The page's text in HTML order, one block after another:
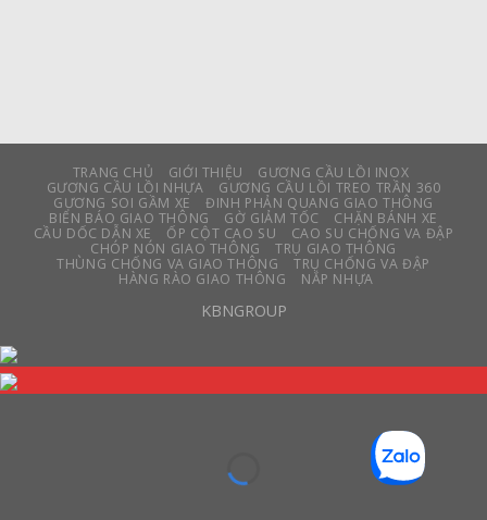
TRANG CHỦ GIỚI THIỆU
GƯƠNG CẦU LỒI INOX
GƯƠNG CẦU LỒI NHỰA
GƯƠNG CẦU LỒI TREO TRẦN 360
GƯƠNG SOI GẦM XE
ĐINH PHẢN QUANG GIAO THÔNG
BIỂN BÁO GIAO THÔNG
GỜ GIẢM TỐC
CHẶN BÁNH XE
CẦU DỐC DẪN XE
ỐP CỘT CAO SU
CAO SU CHỐNG VA ĐẬP
CHÓP NÓN GIAO THÔNG
TRỤ GIAO THÔNG
THÙNG CHỐNG VA GIAO THÔNG
TRỤ CHỐNG VA ĐẬP
HÀNG RÀO GIAO THÔNG
NẮP NHỰA
KBNGROUP